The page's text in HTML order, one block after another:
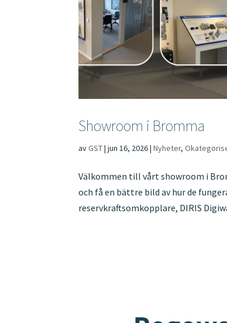
Showroom i Bromma
avGST|jun 16, 2026|Nyheter,
Välkommen till vårt showroom i
och få en bättre bild av hur de
reservkraftsomkopplare, DIRIS